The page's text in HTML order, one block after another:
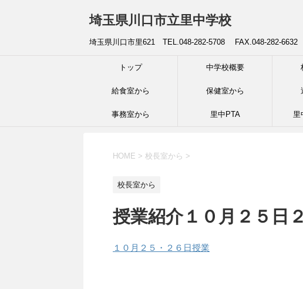
埼玉県川口市立里中学校
埼玉県川口市里621 TEL.048-282-5708 FAX.048-282-6632
トップ 中学校概要
給食室から 保健室から
事務室から 里中PTA 里
HOME > 校長室から >
校長室から
授業紹介１０月２５日
１０月２５・２６日授業